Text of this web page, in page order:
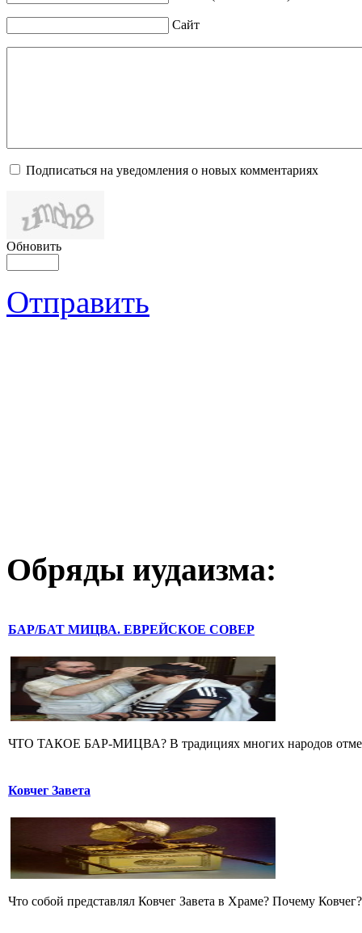
Сайт
Подписаться на уведомления о новых комментариях
Обновить
Отправить
Обряды иудаизма:
БАР/БАТ МИЦВА. ЕВРЕЙСКОЕ СОВЕР
ЧТО ТАКОЕ БАР-МИЦВА? В традициях многих народов
Ковчег Завета
Что собой представлял Ковчег Завета в Храме? Почему